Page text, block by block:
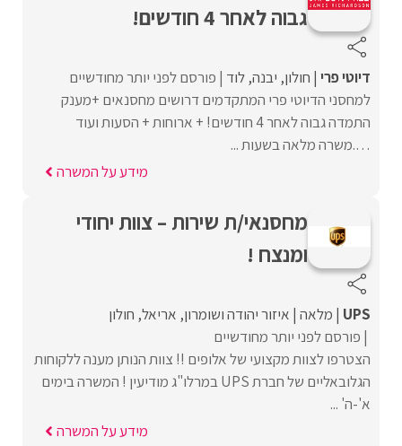
גבוה לאחר 4 חודשים!
דיוטי פרי חולון יבנה לוד פורסם לפני יותר מחודשיים
למחסני הדיוטי פרי המתקדמים דרושים מחסנאים +מענק
התמדה גבוה לאחר 4 חודשים! + ארוחות + הסעות ועוד
….משרה מלאה בשעות ...
מידע על המשרה
מחסנאי/ת שירות – צוות יחודי
ומנצח !
UPS מלאה איזור יהודה ושומרון אריאל חולון
פורסם לפני יותר מחודשיים
הצטרפו לצוות מקצועי של אלופים !! צוות הנותן מענה ללקוחות
הגלובאליים של חברת UPS במרלו"ג מודיעין ! המשרה בימים
א'-ה' ...
מידע על המשרה